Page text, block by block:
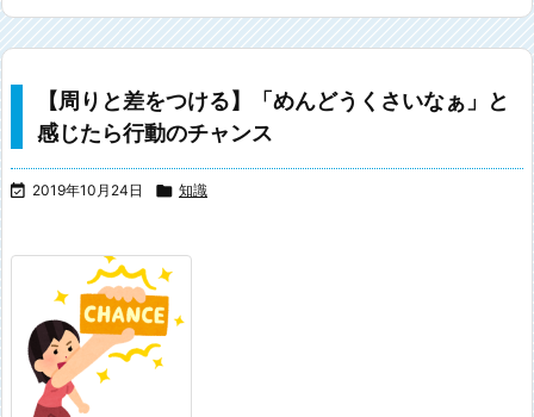
【周りと差をつける】「めんどうくさいなぁ」と
感じたら行動のチャンス
 2019年10月24日  知識